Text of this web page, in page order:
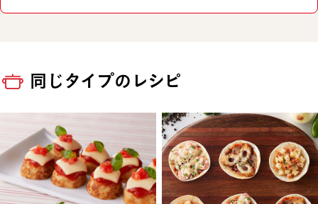
同じタイプのレシピ